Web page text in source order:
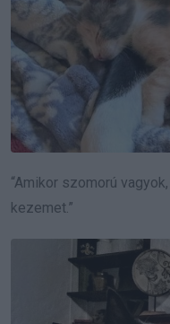
“Amikor szomorú
kezemet.”